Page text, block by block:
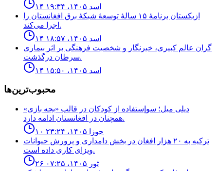
۱۴ اسد ۱۴۰۵، ۱۹:۳۴
ازبکستان برنامهٔ ۱۵ سالهٔ توسعهٔ شبکهٔ برق افغانستان را
اجرا می‌کند.
۱۴ اسد ۱۴۰۵، ۱۸:۵۷
گران عالم کبیری، خبرنگار و شخصیت فرهنگی بر اثر بیماری
سرطان درگذشت.
۱۴ اسد ۱۴۰۵، ۱۵:۵۰
محبوب‌ترین‌ها
ديلى ميل؛ سوإستفاده از كودكان در قالب «بجه بازى»
همچنان در افغانستان ادامه دارد.
۱۰ جوزا ۱۴۰۵، ۲۳:۲۴
ترکیه به ۲۰ هزار افغان در بخش دامداری و پرورش حیوانات
ویزای کاری داده است.
۲۶ ثور ۱۴۰۵، ۰۷:۲۵